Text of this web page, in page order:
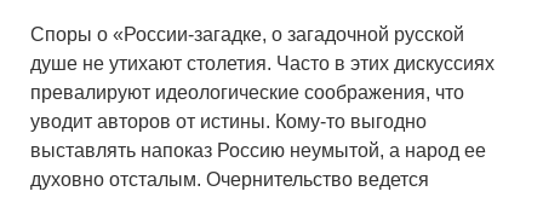
Споры о «России-загадке, о загадочной русской
душе не утихают столетия. Часто в этих дискуссиях
превалируют идеологические соображения, что
уводит авторов от истины. Кому-то выгодно
выставлять напоказ Россию неумытой, а народ ее
духовно отсталым. Очернительство ведется